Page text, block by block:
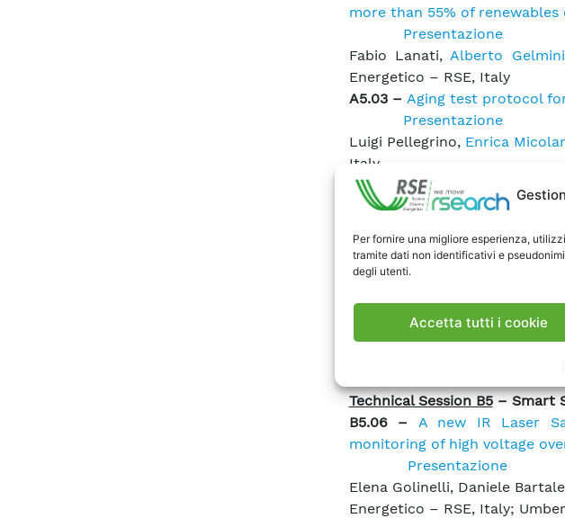
Per fornire una migliore esperienza,
tramite dati non identificativi e
degli utenti.
Accetta tutti i cookie
more than 55% of
Presentazione
Fabio Lanati,Alberto Gelmini
Energetico – RSE, Italy
A5.03 – Aging test protocol
Presentazione
Luigi Pellegrino, Enrica
Italy
A5.04 –EV Flexibility
Possible Profitability for
Silvia Canevese,Diego Cirio,
sul Sistema Energetico – RSE,
the Italian Framework
Technical Session B5– Smart
B5.06 – A new IR Laser
monitoring of high voltage
Presentazione
Elena Golinelli, Daniele
Energetico – RSE, Italy;